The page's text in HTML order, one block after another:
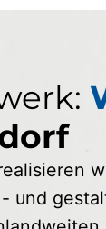
- und